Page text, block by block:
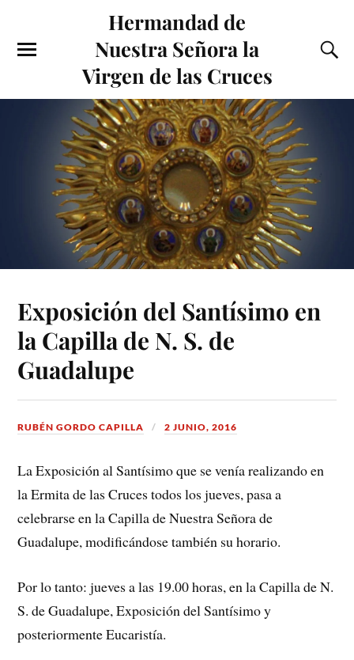
Hermandad de
Nuestra Señora la
Virgen de las Cruces
Exposición del Santísimo en
la Capilla de N. S. de
Guadalupe
RUBÉN GORDO CAPILLA 2 JUNIO, 2016
La Exposición al Santísimo que se venía realizando en
la Ermita de las Cruces todos los jueves, pasa a
celebrarse en la Capilla de Nuestra Señora de
Guadalupe, modificándose también su horario.
Por lo tanto: jueves a las 19.00 horas, en la Capilla de N.
S. de Guadalupe, Exposición del Santísimo y
posteriormente Eucaristía.